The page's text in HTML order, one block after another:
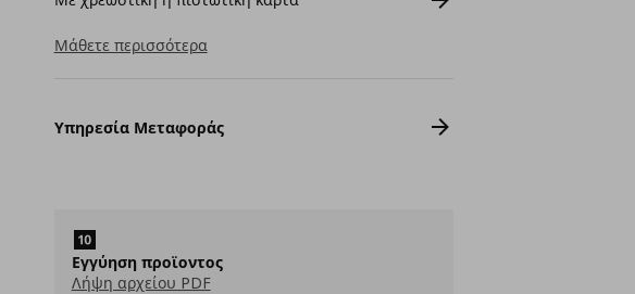
Μάθετε περισσότερα
Υπηρεσία Μεταφοράς
Εγγύηση προϊοντος
Λήψη αρχείου PDF